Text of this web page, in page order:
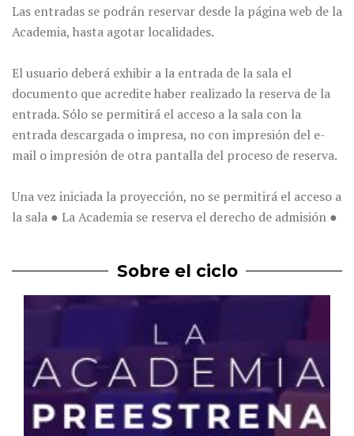
Las entradas se podrán reservar desde la página web de la
Academia, hasta agotar localidades.
El usuario deberá exhibir a la entrada de la sala el
documento que acredite haber realizado la reserva de la
entrada. Sólo se permitirá el acceso a la sala con la
entrada descargada o impresa, no con impresión del e-
mail o impresión de otra pantalla del proceso de reserva.
Una vez iniciada la proyección, no se permitirá el acceso a
la sala ● La Academia se reserva el derecho de admisión ●
Sobre el ciclo